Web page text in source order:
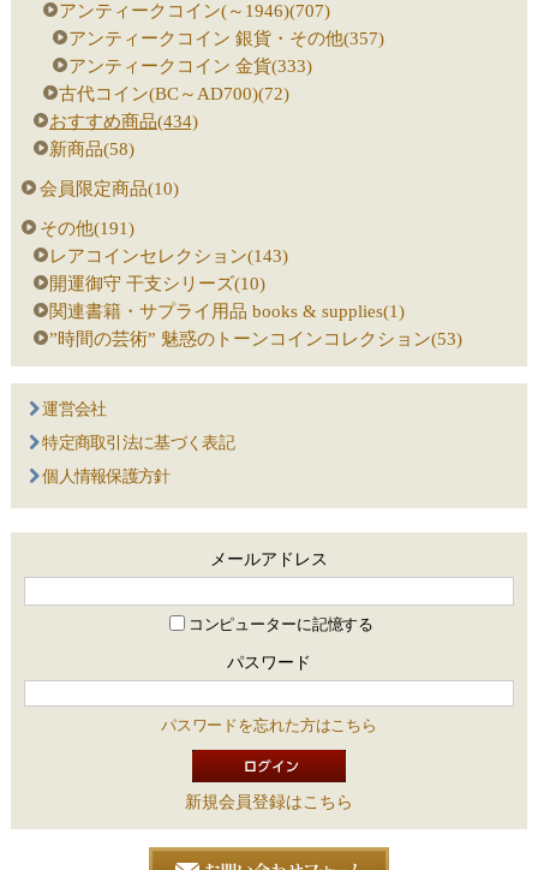
アンティークコイン(～1946)(707)
アンティークコイン 銀貨・その他(357)
アンティークコイン 金貨(333)
古代コイン(BC～AD700)(72)
おすすめ商品(434)
新商品(58)
会員限定商品(10)
その他(191)
レアコインセレクション(143)
開運御守 干支シリーズ(10)
関連書籍・サプライ用品 books & supplies(1)
”時間の芸術” 魅惑のトーンコインコレクション(53)
運営会社
特定商取引法に基づく表記
個人情報保護方針
メールアドレス
コンピューターに記憶する
パスワード
パスワードを忘れた方はこちら
新規会員登録はこちら